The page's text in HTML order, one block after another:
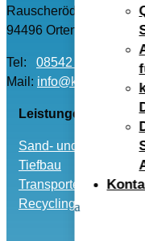
Rauscheröd 4
94496 Ortenburg
Tel: 08542 – 96040
Mail: info@kwr-alex.de
Leistungen
Sand- und Kies
Tiefbau
Transporte
Recycling und